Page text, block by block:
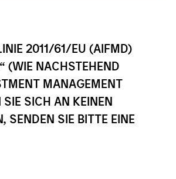
2011/61/EU (AIFMD)
(WIE NACHSTEHEND
MANAGEMENT
SICH AN KEINEN
SENDEN SIE BITTE EINE